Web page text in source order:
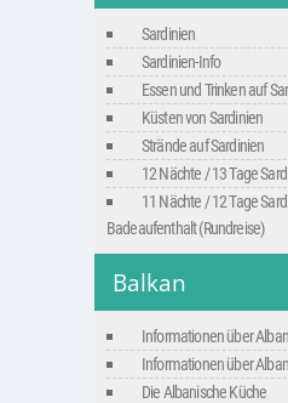
Sardinien
Sardinien-Info
Essen und Trinken auf
Küsten von Sardinien
Strände auf Sardinien
12 Nächte / 13 Tage
11 Nächte / 12 Tage
Badeaufenthalt (Rundreise)
Balkan
Informationen über
Informationen über
Die Albanische Küche